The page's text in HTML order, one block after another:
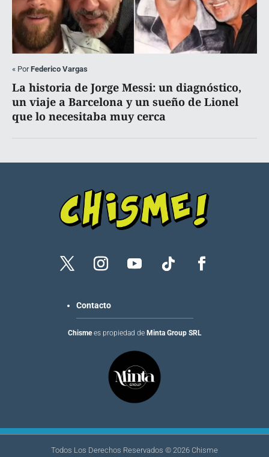
« PorFederico Vargas
La historia de Jorge Messi: un diagnóstico,
un viaje a Barcelona y un sueño de Lionel
que lo necesitaba muy cerca
Contacto
Chismees propiedad de Minta Group SRL
Todos Los Derechos Reservados © 2026 Chisme